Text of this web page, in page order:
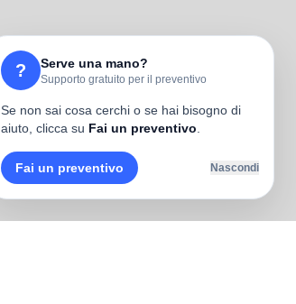
? Serve una mano?
Supporto gratuito per il preventivo
Se non sai cosa cerchi o se hai bisogno di
aiuto, clicca su Fai un preventivo
Fai un preventivo Nascondi